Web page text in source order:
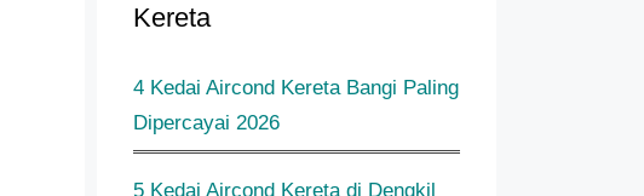
Kereta
4 Kedai Aircond Kereta Bangi Paling
Dipercayai 2026
5 Kedai Aircond Kereta di Dengkil